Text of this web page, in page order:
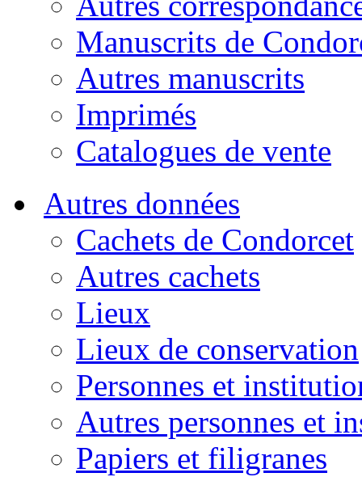
Manuscrits de
Autres manuscrits
Imprimés
Catalogues de vente
Autres données
Cachets de Condorcet
Autres cachets
Lieux
Lieux de conservation
Personnes et
Autres personnes et
Papiers et filigranes